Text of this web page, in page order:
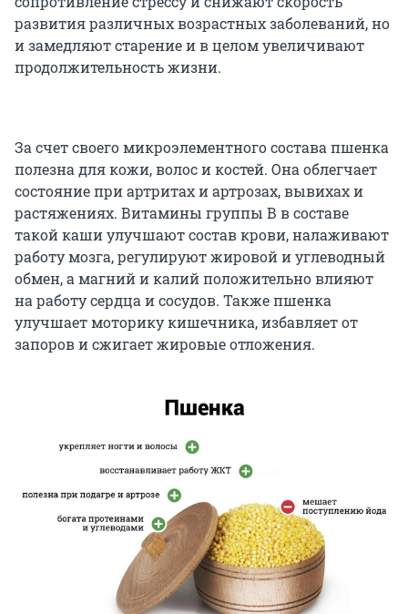
развития различных возрастных заболеваний, но
и замедляют старение и в целом увеличивают
продолжительность жизни.
За счет своего микроэлементного состава пшенка
полезна для кожи, волос и костей. Она облегчает
состояние при артритах и артрозах, вывихах и
растяжениях. Витамины группы В в составе
такой каши улучшают состав крови, налаживают
работу мозга, регулируют жировой и углеводный
обмен, а магний и калий положительно влияют
на работу сердца и сосудов. Также пшенка
улучшает моторику кишечника, избавляет от
запоров и сжигает жировые отложения.